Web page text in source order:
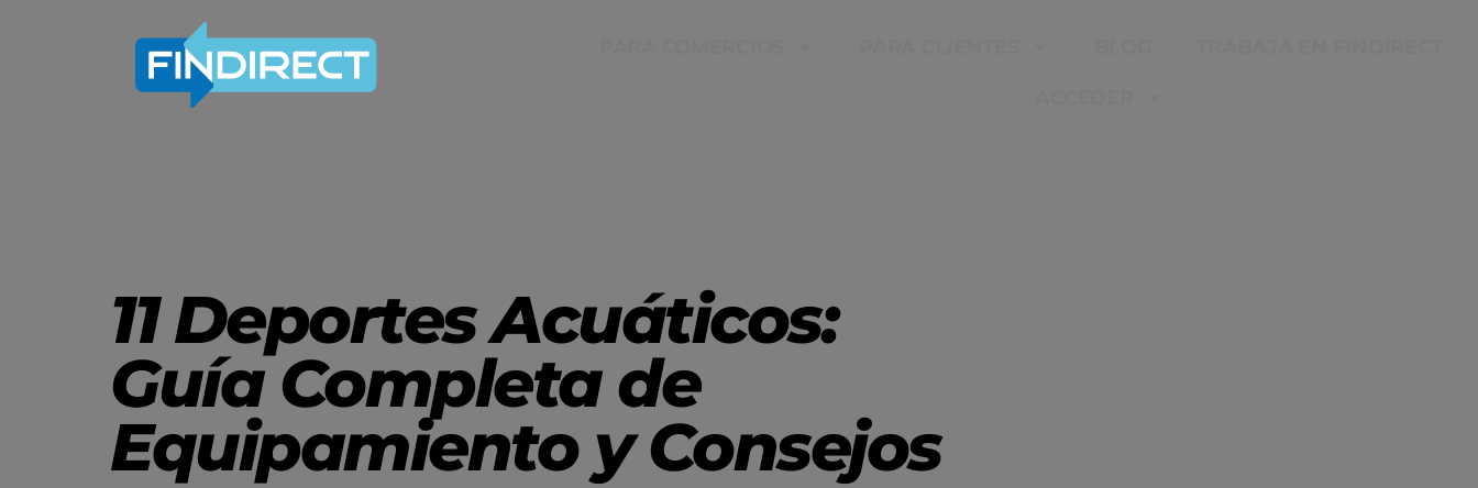
11 Deportes Acuáticos:
Guía Completa de
Equipamiento y Consejos